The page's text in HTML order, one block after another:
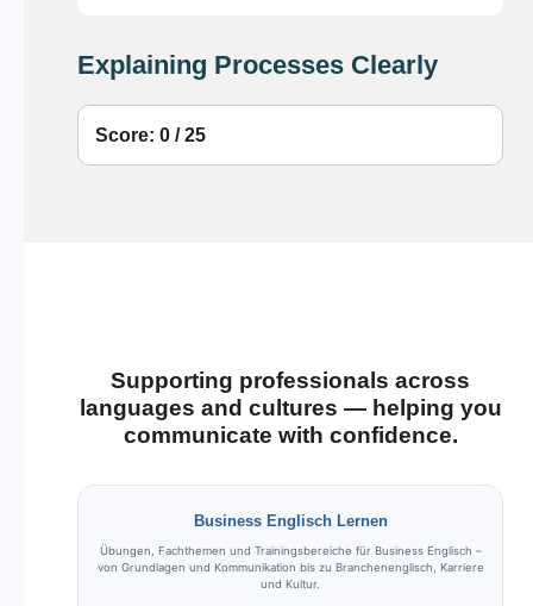
Explaining Processes Clearly
Score: 0 / 25
Supporting professionals across
languages and cultures — helping you
communicate with confidence.
Business Englisch Lernen
Übungen, Fachthemen und Trainingsbereiche für Business Englisch –
von Grundlagen und Kommunikation bis zu Branchenenglisch, Karriere
und Kultur.